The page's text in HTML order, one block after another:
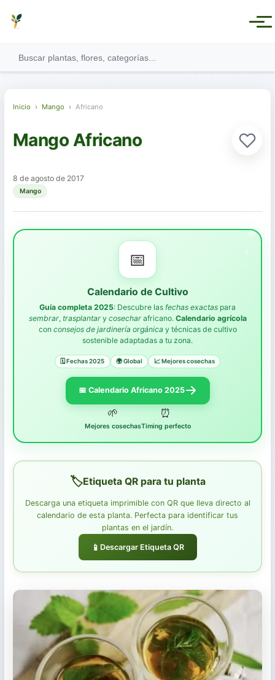
Plantas Aromáticas
Plantas de Exterior
Inicio › Mango › Africano
Mango Africano
8 de agosto de 2017
Mango
📅
Calendario de Cultivo
Guía completa 2025: Descubre las fechas exactas para
sembrar, trasplantary cosecharafricano. Calendario agrícola
con consejos de jardinería orgánica y técnicas de cultivo
sostenible adaptadas a tu zona.
🗓️ Fechas 2025 🌍 Global 📈 Mejores cosechas
📅 Calendario Africano 2025
🌱
Mejores cosechas
⏰
Timing perfecto
Etiqueta QR para tu planta
Descarga una etiqueta imprimible con QR que lleva directo al
calendario de esta planta. Perfecta para identificar tus
plantas en el jardín.
📱 Descargar Etiqueta QR